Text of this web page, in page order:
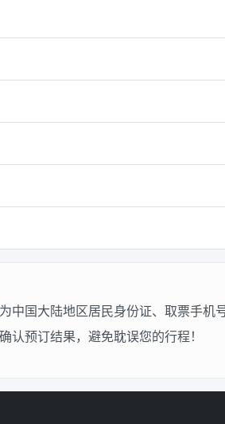
国大陆地区居民身份证、取票手机
预订结果，避免耽误您的行程！